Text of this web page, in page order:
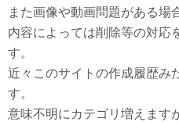
また画像や動画問題がある場
内容によっては削除等の対応
す。
近々このサイトの作成履歴み
す。
意味不明にカテゴリ増えます